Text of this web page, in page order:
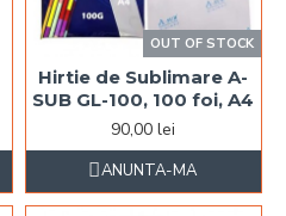
OUT OF STOCK
Hirtie de Sublimare A-
SUB GL-100, 100 foi, A4
90,00 lei
ANUNTA-MA